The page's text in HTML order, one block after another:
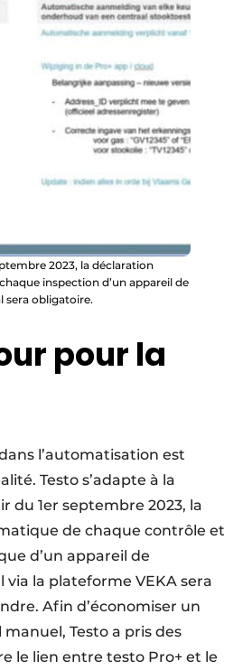
2023, la déclaration
inspection d’un appareil de
sera obligatoire.
pour la
l’automatisation est
Testo s’adapte à la
du 1er septembre 2023, la
de chaque contrôle et
d’un appareil de
la plateforme VEKA sera
Afin d’économiser un
Testo a pris des
le lien entre testo Pro+ et le